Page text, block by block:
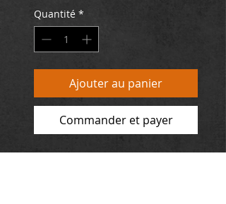
Quantité *
Ajouter au panier
Commander et payer